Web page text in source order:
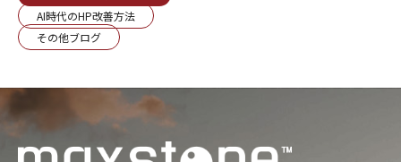
AI時代のHP改善方法
その他ブログ